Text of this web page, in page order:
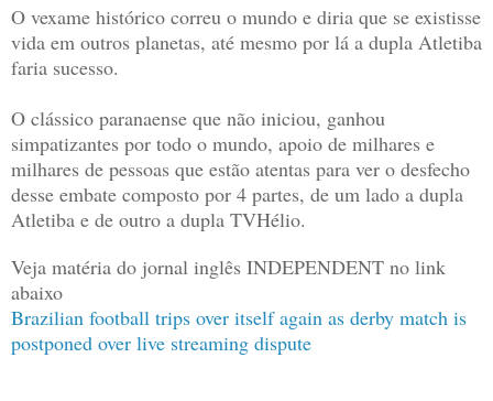
O vexame histórico correu o mundo e diria que se existisse
vida em outros planetas, até mesmo por lá a dupla Atletiba
faria sucesso.
O clássico paranaense que não iniciou, ganhou
simpatizantes por todo o mundo, apoio de milhares e
milhares de pessoas que estão atentas para ver o desfecho
desse embate composto por 4 partes, de um lado a dupla
Atletiba e de outro a dupla TVHélio.
Veja matéria do jornal inglês INDEPENDENT no link
abaixo
Brazilian football trips over itself again as derby match is
postponed over live streaming dispute